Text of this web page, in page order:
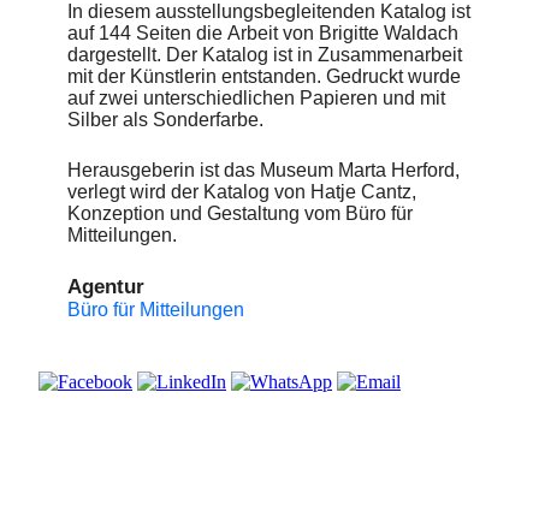
In diesem ausstellungsbegleitenden Katalog ist
auf 144 Seiten die Arbeit von Brigitte Waldach
dargestellt. Der Katalog ist in Zusammenarbeit
mit der Künstlerin entstanden. Gedruckt wurde
auf zwei unterschiedlichen Papieren und mit
Silber als Sonderfarbe.
Herausgeberin ist das Museum Marta Herford,
verlegt wird der Katalog von Hatje Cantz,
Konzeption und Gestaltung vom Büro für
Mitteilungen.
Agentur
Büro für Mitteilungen